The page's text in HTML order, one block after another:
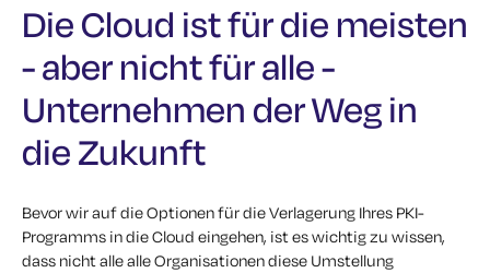
Die Cloud ist für die meisten
- aber nicht für alle -
Unternehmen der Weg in
die Zukunft
Bevor wir auf die Optionen für die Verlagerung Ihres PKI-
Programms in die Cloud eingehen, ist es wichtig zu wissen,
dass nicht allealleOrganisationen diese Umstellung